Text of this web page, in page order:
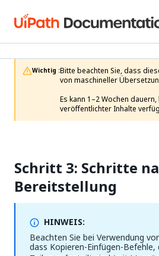
Wichtig :Bitte beachten Sie, dass
von maschineller
Es kann 1–2 Wochen
veröffentlichter Inhalte
Schritt 3: Schritte
Bereitstellung
HINWEIS:
Beachten Sie bei Verwendung
dass Kopieren-Einfügen-